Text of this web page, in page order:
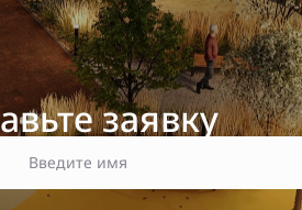
заявку